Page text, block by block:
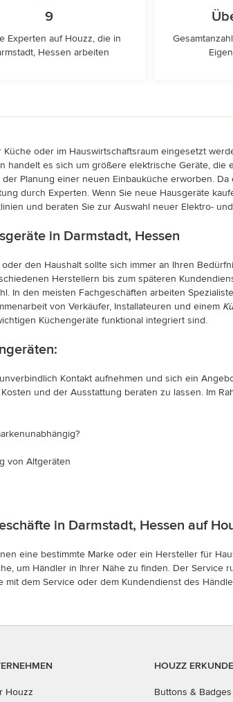
9
Experten auf Houzz, die in
Hessen arbeiten
oder im Hauswirtschaftsraum eingesetzt
handelt es sich um größere elektrische Geräte,
Planung einer neuen Einbauküche erworben.
durch Experten. Wenn Sie neue Hausgeräte
und beraten Sie zur Auswahl neuer Elektro-
in Darmstadt, Hessen
den Haushalt sollte sich immer an Ihren
Herstellern bis zum späteren
In den meisten Fachgeschäften arbeiten
von Verkäufer, Installateuren und einem
Küchengeräte funktional integriert sind.
Kontakt aufnehmen und sich ein
und der Ausstattung beraten zu lassen. Im
von Altgeräten
in Darmstadt, Hessen auf
eine bestimmte Marke oder ein Hersteller für
um Händler in Ihrer Nähe zu finden. Der
dem Service oder dem Kundendienst des
Houzz
HOUZZ
Buttons & Badges